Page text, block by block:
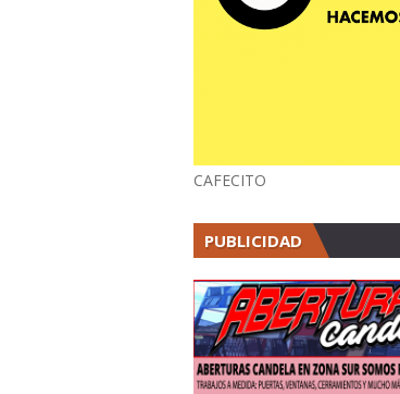
CAFECITO
PUBLICIDAD